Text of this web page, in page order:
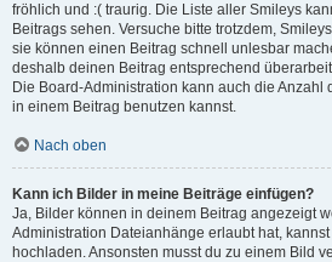
fröhlich und :( traurig. Die Liste aller Smileys
Beitrags sehen. Versuche bitte trotzdem,
sie können einen Beitrag schnell unlesbar
deshalb deinen Beitrag entsprechend
Die Board-Administration kann auch die Anzahl
in einem Beitrag benutzen kannst.
Nach oben
Kann ich Bilder in meine Beiträge einfügen?
Ja, Bilder können in deinem Beitrag angezeigt
Administration Dateianhänge erlaubt hat,
hochladen. Ansonsten musst du zu einem Bild